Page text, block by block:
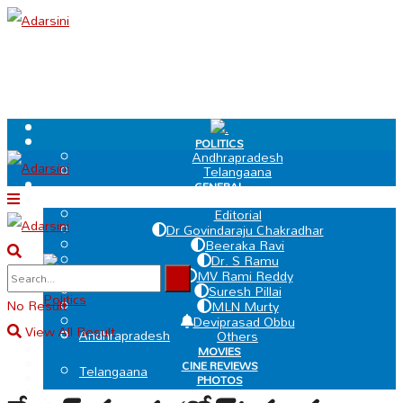
.
POLITICS
Andhrapradesh
Telangaana
GENERAL
Editorial
Dr Govindaraju Chakradhar
Beeraka Ravi
Dr. S Ramu
MV Rami Reddy
Suresh Pillai
MLN Murty
Deviprasad Obbu
Others
MOVIES
CINE REVIEWS
PHOTOS
VIDEOS
.
Politics
Andhrapradesh
Telangaana
No Result
View All Result